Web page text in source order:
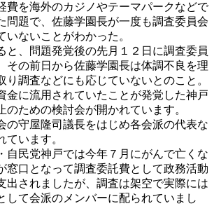
費を海外のカジノやテーマパークなどで
問題で、佐藤学園長が一度も調査委員会
いないことがわかった。
と、問題発覚後の先月１２日に調査委員
その前日から佐藤学園長は体調不良を理
り調査などにも応じていないとのこと。
金に流用されていたことが発覚した神戸
のための検討会が開かれています。
の守屋隆司議長をはじめ各会派の代表な
ています。
自民党神戸では今年７月にがんで亡くな
窓口となって調査委託費として政務活動
出されましたが、調査は架空で実際には
して会派のメンバーに配られていまし